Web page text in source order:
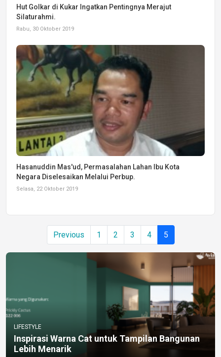
Hut Golkar di Kukar Ingatkan Pentingnya Merajut
Silaturahmi.
Rabu, 30 Oktober 2019
Hasanuddin Mas'ud, Permasalahan Lahan Ibu Kota
Negara Diselesaikan Melalui Perbup.
Selasa, 22 Oktober 2019
Previous 1 2 3 4 5
LIFESTYLE
Inspirasi Warna Cat untuk Tampilan Bangunan
Lebih Menarik